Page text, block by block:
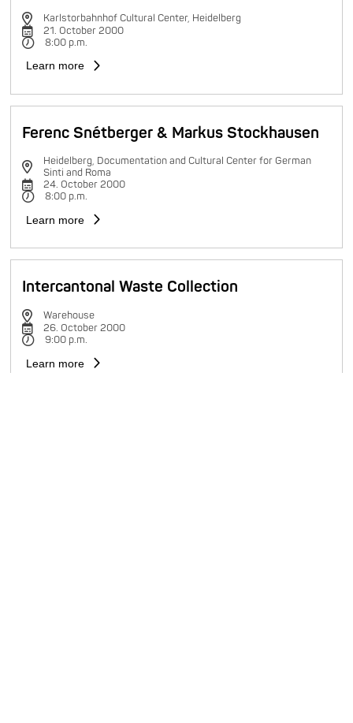
Karlstorbahnhof Cultural Center, Heidelberg
21. October 2000
8:00 p.m.
Learn more
Ferenc Snétberger & Markus Stockhausen
Heidelberg, Documentation and Cultural Center for German
Sinti and Roma
24. October 2000
8:00 p.m.
Learn more
Intercantonal Waste Collection
Warehouse
26. October 2000
9:00 p.m.
Learn more